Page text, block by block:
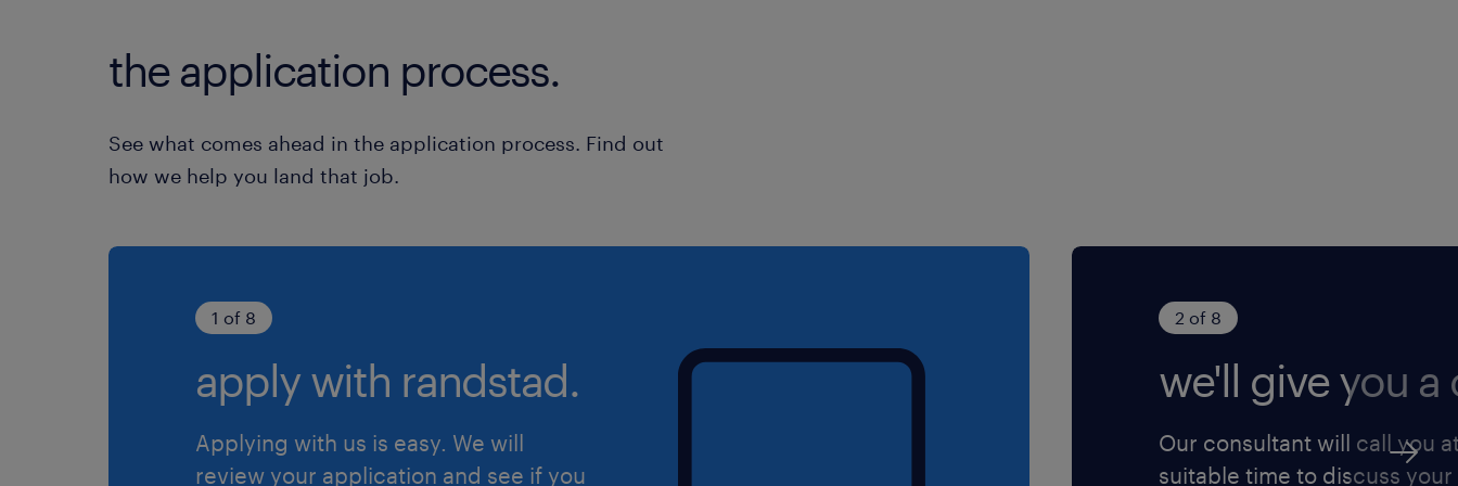
the application process.
See what comes ahead in the application process. Find out
how we help you land that job.
1 of 8
apply with randstad.
Applying with us is easy. We will
review your application and see if you
2 of 8
we'll give you a
Our consultant will call you
suitable time to discuss your